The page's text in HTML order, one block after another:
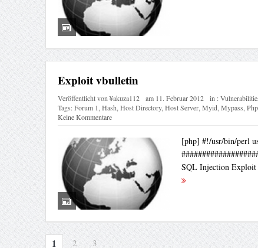
Exploit vbulletin
Veröffentlicht von¥akuza112 am 11. Februar 2012 in :
Tags:Forum 1,Hash,Host Directory,Host Server,Myid,Mypass,Php
Keine Kommentare
[php] #!/usr/bin/perl
SQL Injection
1 2 3